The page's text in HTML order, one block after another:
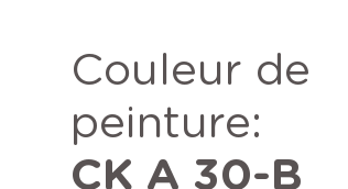
Couleur de
peinture:
CK A 30-B